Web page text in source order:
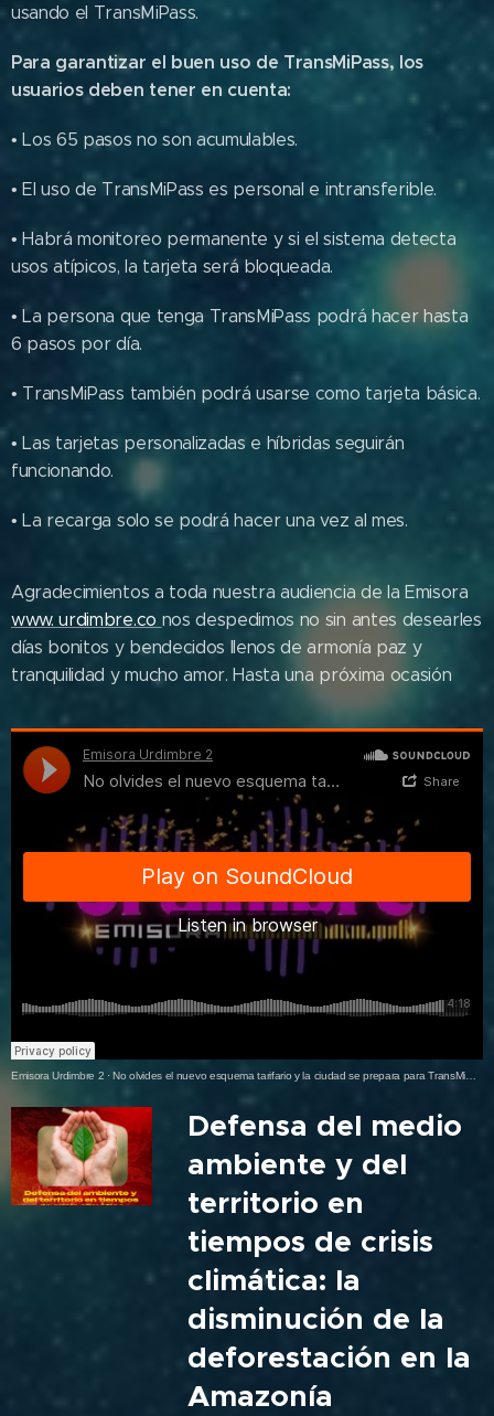
usando el TransMiPass.
Para garantizar el buen uso de TransMiPass, los
usuarios deben tener en cuenta:
• Los 65 pasos no son acumulables.
• El uso de TransMiPass es personal e intransferible.
• Habrá monitoreo permanente y si el sistema detecta
usos atípicos, la tarjeta será bloqueada.
• La persona que tenga TransMiPass podrá hacer hasta
6 pasos por día.
• TransMiPass también podrá usarse como tarjeta básica.
• Las tarjetas personalizadas e híbridas seguirán
funcionando.
• La recarga solo se podrá hacer una vez al mes.
Agradecimientos a toda nuestra audiencia de la Emisora
www. urdimbre.co nos despedimos no sin antes desearles
días bonitos y bendecidos llenos de armonía paz y
tranquilidad y mucho amor. Hasta una próxima ocasión
Emisora Urdimbre 2 ·No olvides el nuevo esquema tarifario y la ciudad se prepara para TransMiPass.
Defensa del medio
ambiente y del
territorio en
tiempos de crisis
climática: la
disminución de la
deforestación en la
Amazonía